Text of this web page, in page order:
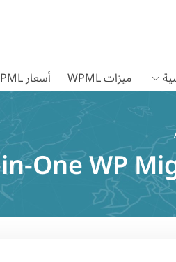
ميزات WPML أسعار WPML